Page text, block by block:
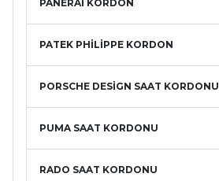
PANERAİ KORDON
PATEK PHİLİPPE KORDON
PORSCHE DESİGN SAAT KORDONU
PUMA SAAT KORDONU
RADO SAAT KORDONU